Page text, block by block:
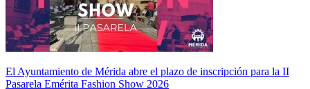
El Ayuntamiento de Mérida abre el plazo de inscripción para la II
Pasarela Emérita Fashion Show 2026